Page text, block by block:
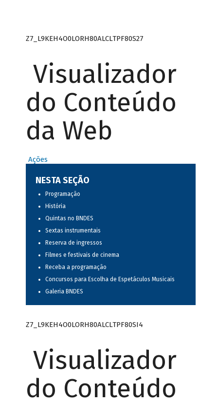
Z7_L9KEH4O0LORH80ALCLTPF80S27
Visualizador
do Conteúdo
da Web
Ações
NESTA SEÇÃO
Programação
História
Quintas no BNDES
Sextas instrumentais
Reserva de ingressos
Filmes e festivais de cinema
Receba a programação
Concursos para Escolha de Espetáculos Musicais
Galeria BNDES
Z7_L9KEH4O0LORH80ALCLTPF80SI4
Visualizador
do Conteúdo